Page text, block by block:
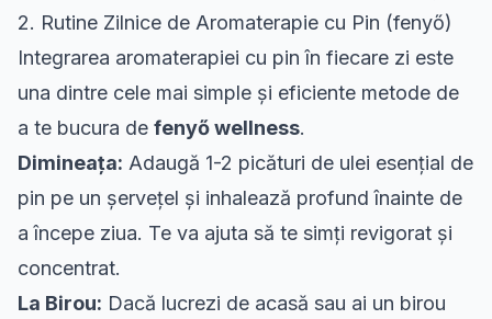
2. Rutine Zilnice de Aromaterapie cu Pin (fenyő)
Integrarea aromaterapiei cu pin în fiecare zi este
una dintre cele mai simple și eficiente metode de
a te bucura de fenyő wellness.
Dimineața: Adaugă 1-2 picături de ulei esențial de
pin pe un șervețel și inhalează profund înainte de
a începe ziua. Te va ajuta să te simți revigorat și
concentrat.
La Birou: Dacă lucrezi de acasă sau ai un birou